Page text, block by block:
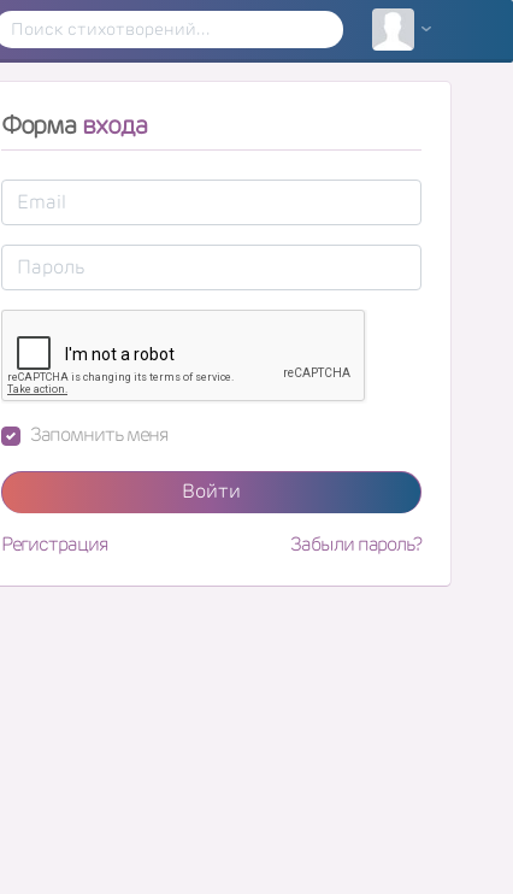
Форма входа
Запомнить меня
Войти
Регистрация Забыли пароль?